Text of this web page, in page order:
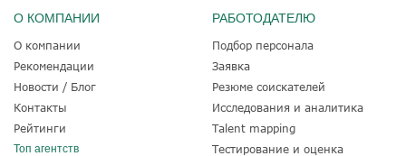
О КОМПАНИИ
О компании
Рекомендации
Новости / Блог
Контакты
Рейтинги
Топ агентств
РАБОТОДАТЕЛЮ
Подбор персонала
Заявка
Резюме соискателей
Исследования и аналитика
Talent mapping
Тестирование и оценка